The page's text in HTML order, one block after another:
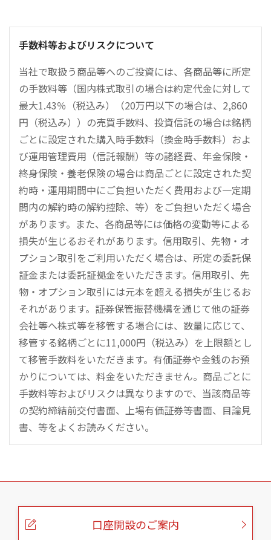
手数料等およびリスクについて
当社で取扱う商品等へのご投資には、各商品等に所定
の手数料等（国内株式取引の場合は約定代金に対して
最大1.43％（税込み）（20万円以下の場合は、2,860
円（税込み））の売買手数料、投資信託の場合は銘柄
ごとに設定された購入時手数料（換金時手数料）およ
び運用管理費用（信託報酬）等の諸経費、年金保険・
終身保険・養老保険の場合は商品ごとに設定された契
約時・運用期間中にご負担いただく費用および一定期
間内の解約時の解約控除、等）をご負担いただく場合
があります。また、各商品等には価格の変動等による
損失が生じるおそれがあります。信用取引、先物・オ
プション取引をご利用いただく場合は、所定の委託保
証金または委託証拠金をいただきます。信用取引、先
物・オプション取引には元本を超える損失が生じるお
それがあります。証券保管振替機構を通じて他の証券
会社等へ株式等を移管する場合には、数量に応じて、
移管する銘柄ごとに11,000円（税込み）を上限額とし
て移管手数料をいただきます。有価証券や金銭のお預
かりについては、料金をいただきません。商品ごとに
手数料等およびリスクは異なりますので、当該商品等
の契約締結前交付書面、上場有価証券等書面、目論見
書、等をよくお読みください。
こ
口座開設のご案内